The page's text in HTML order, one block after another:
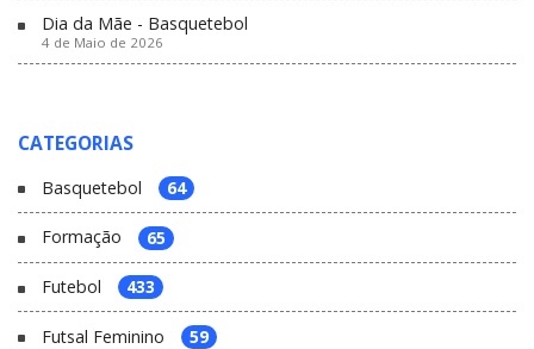
Dia da Mãe - Basquetebol
4 de Maio de 2026
CATEGORIAS
Basquetebol 64
Formação 65
Futebol 433
Futsal Feminino 59